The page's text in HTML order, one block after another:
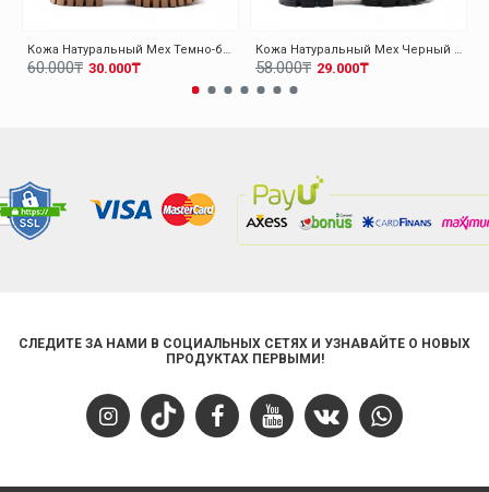
Кожа Натуральный Мех Темно-бежевый Женская Высокой Подошве Ботинки 010KZA8370
30.000₸
60.000₸
Кожа Натуральный Мех Черный Женская Высокой Подошве Ботинки 010KZA8498
29.000₸
58.000₸
СЛЕДИТЕ ЗА НАМИ В СОЦИАЛЬНЫХ СЕТЯХ И УЗНАВАЙТЕ О НОВЫХ
ПРОДУКТАХ ПЕРВЫМИ!